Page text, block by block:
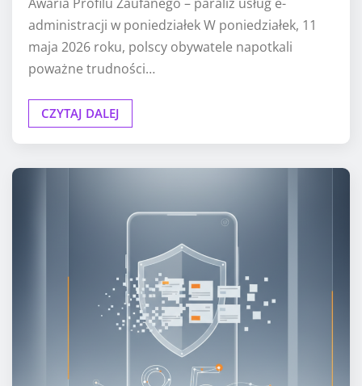
administracji w poniedziałek W poniedziałek, 11
maja 2026 roku, polscy obywatele napotkali
poważne trudności…
CZYTAJ DALEJ